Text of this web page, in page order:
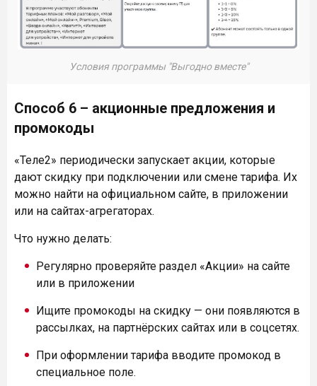
Условия программы "Выгодно вместе"
Способ 6 – акционные предложения и
промокоды
«Теле2» периодически запускает акции, которые
дают скидку при подключении или смене тарифа. Их
можно найти на официальном сайте, в приложении
или на сайтах-агрегаторах.
Что нужно делать:
Регулярно проверяйте раздел «Акции» на сайте
или в приложении
Ищите промокоды на скидку — они появляются в
рассылках, на партнёрских сайтах или в соцсетях.
При оформлении тарифа вводите промокод в
специальное поле.